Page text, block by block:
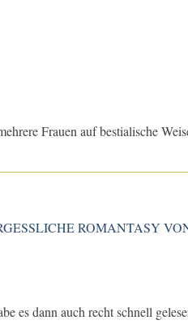
Frauen auf bestialische
ROMANTASY
es dann auch recht schnell